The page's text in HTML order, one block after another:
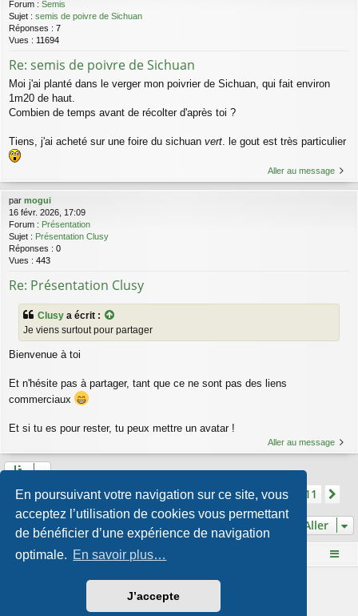
En poursuivant votre navigation sur ce site, vous
acceptez l’utilisation de cookies vous permettant
de bénéficier d’une expérience de navigation
optimale. En savoir plus…
J’accepte
Forum : Semis
Sujet : semis de poivre de Sichuan
Réponses : 7
Vues : 11694
Re: semis de poivre de Sichuan
Moi j'ai planté dans le verger mon poivrier de Sichuan, qui fait environ
1m20 de haut.
Combien de temps avant de récolter d'après toi ?
Tiens, j'ai acheté sur une foire du sichuan vert . le gout est très particulier
Aller au message
par mogui
16 févr. 2026, 17:09
Forum : Présentation
Sujet : Présentation Clusy
Réponses : 0
Vues : 443
Re: Présentation Clusy
Clusy a écrit :
Je viens surtout pour partager
Bienvenue à toi
Et n'hésite pas à partager, tant que ce ne sont pas des liens
commerciaux
Et si tu es pour rester, tu peux mettre un avatar !
Aller au message
La recherche a retourné 106 résultats Page1sur11
1 2 3 4 5 … 11
Aller
Le site Mange des fleurs Accueil du forum
Développé parphpBB® Forum Software © phpBB Limited
Style parArty- phpBB 3.3 par MrGaby
©